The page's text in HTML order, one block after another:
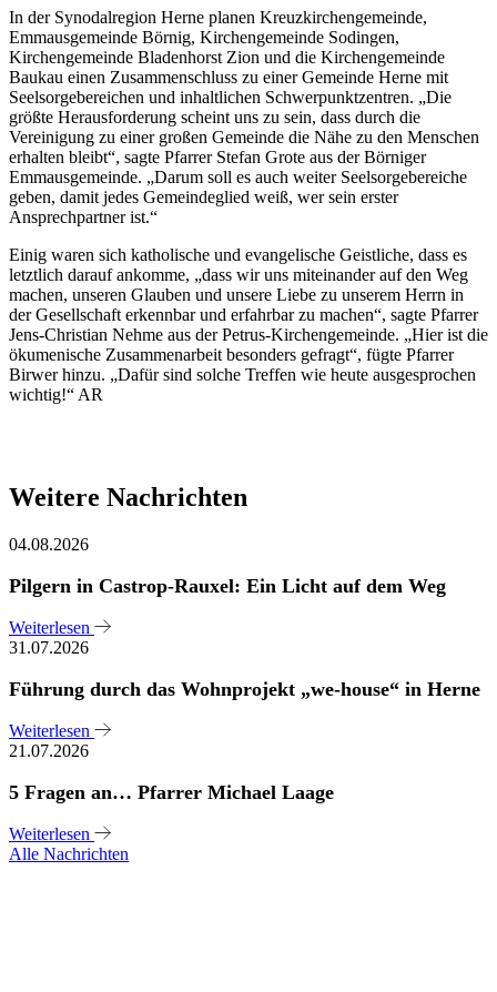
In der Synodalregion Herne planen Kreuzkirchengemeinde,
Emmausgemeinde Börnig, Kirchengemeinde Sodingen,
Kirchengemeinde Bladenhorst Zion und die Kirchengemeinde
Baukau einen Zusammenschluss zu einer Gemeinde Herne mit
Seelsorgebereichen und inhaltlichen Schwerpunktzentren. „Die
größte Herausforderung scheint uns zu sein, dass durch die
Vereinigung zu einer großen Gemeinde die Nähe zu den Menschen
erhalten bleibt“, sagte Pfarrer Stefan Grote aus der Börniger
Emmausgemeinde. „Darum soll es auch weiter Seelsorgebereiche
geben, damit jedes Gemeindeglied weiß, wer sein erster
Ansprechpartner ist.“
Einig waren sich katholische und evangelische Geistliche, dass es
letztlich darauf ankomme, „dass wir uns miteinander auf den Weg
machen, unseren Glauben und unsere Liebe zu unserem Herrn in
der Gesellschaft erkennbar und erfahrbar zu machen“, sagte Pfarrer
Jens-Christian Nehme aus der Petrus-Kirchengemeinde. „Hier ist die
ökumenische Zusammenarbeit besonders gefragt“, fügte Pfarrer
Birwer hinzu. „Dafür sind solche Treffen wie heute ausgesprochen
wichtig!“ AR
Weitere Nachrichten
04.08.2026
Pilgern in Castrop-Rauxel: Ein Licht auf dem Weg
Weiterlesen
31.07.2026
Führung durch das Wohnprojekt „we-house“ in Herne
Weiterlesen
21.07.2026
5 Fragen an… Pfarrer Michael Laage
Weiterlesen
Alle Nachrichten